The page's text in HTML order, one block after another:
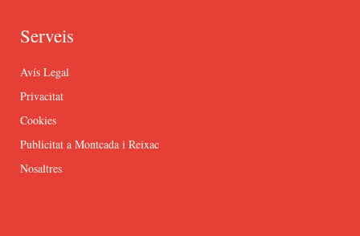
Serveis
Avís Legal
Privacitat
Cookies
Publicitat a Montcada i Reixac
Nosaltres